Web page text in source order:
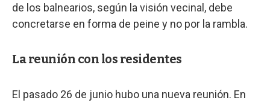
de los balnearios, según la visión vecinal, debe
concretarse en forma de peine y no por la rambla.
La reunión con los residentes
El pasado 26 de junio hubo una nueva reunión. En